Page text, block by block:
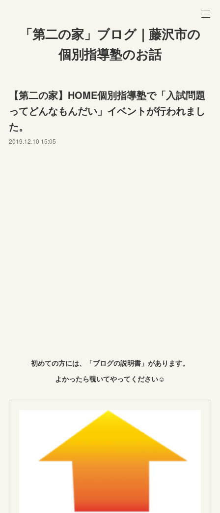
「第二の家」ブログ｜藤沢市の
個別指導塾のお話
【第二の家】HOME個別指導塾で「入試問題
ってどんなもんだい」イベントが行われまし
た。
2019.12.10 15:05
初めての方には、「ブログの説明書」があります。
よかったら覗いてやってください☺︎